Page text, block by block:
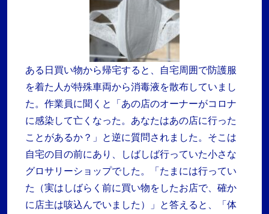
ある日買い物から帰宅すると、自宅周囲で防護服
を着た人が特殊車両から消毒液を散布していまし
た。作業員に聞くと「あの店のオーナーがコロナ
に感染して亡くなった。あなたはあの店に行った
ことがあるか？」と逆に質問されました。そこは
自宅の目の前にあり、しばしば行っていた小さな
グロサリーショップでした。「たまには行ってい
た（実はしばらく前に買い物をしたお店で、確か
に店主は咳込んでいました）」と答えると、「体